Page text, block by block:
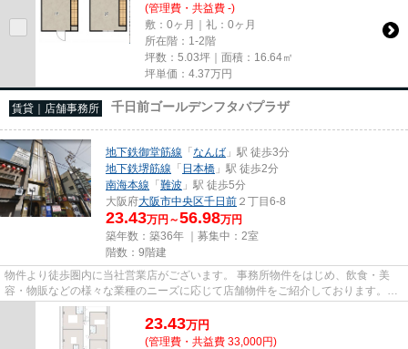
(管理費・共益費 -)
敷：0ヶ月｜礼：0ヶ月
所在階：1-2階
坪数：5.03坪｜面積：16.64㎡
坪単価： 4.37万円
賃貸｜店舗事務所 千日前ゴールデンフタバプラザ
地下鉄御堂筋線 「なんば 」駅 徒歩3分
地下鉄堺筋線 「 日本橋 」駅 徒歩2分
南海本線 「難波 」駅 徒歩5分
大阪府大阪市中央区千日前 ２丁目6-8
23.43万円～56.98万円
築年数：築36年 ｜募集中： 2室
階数：9階建
物件より徒歩圏内に当社営業店がございます。 事務所物件をはじめ、飲食・美
容・物販などの様々な業種のニーズに応じて店舗物件をご紹介しております。
尚、弊社ではおとり広告は一切...
23.43万円
(管理費・共益費 33,000円)